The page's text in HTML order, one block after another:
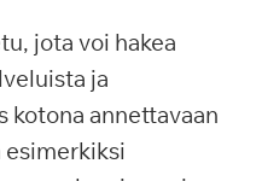
jota voi hakea
ja
kotona annettavaan
esimerkiksi